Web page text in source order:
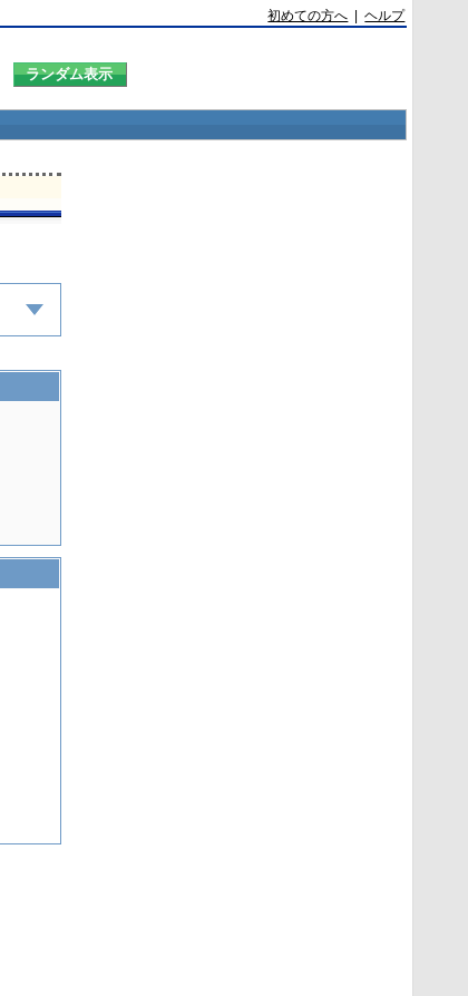
初めての方へ |ヘルプ